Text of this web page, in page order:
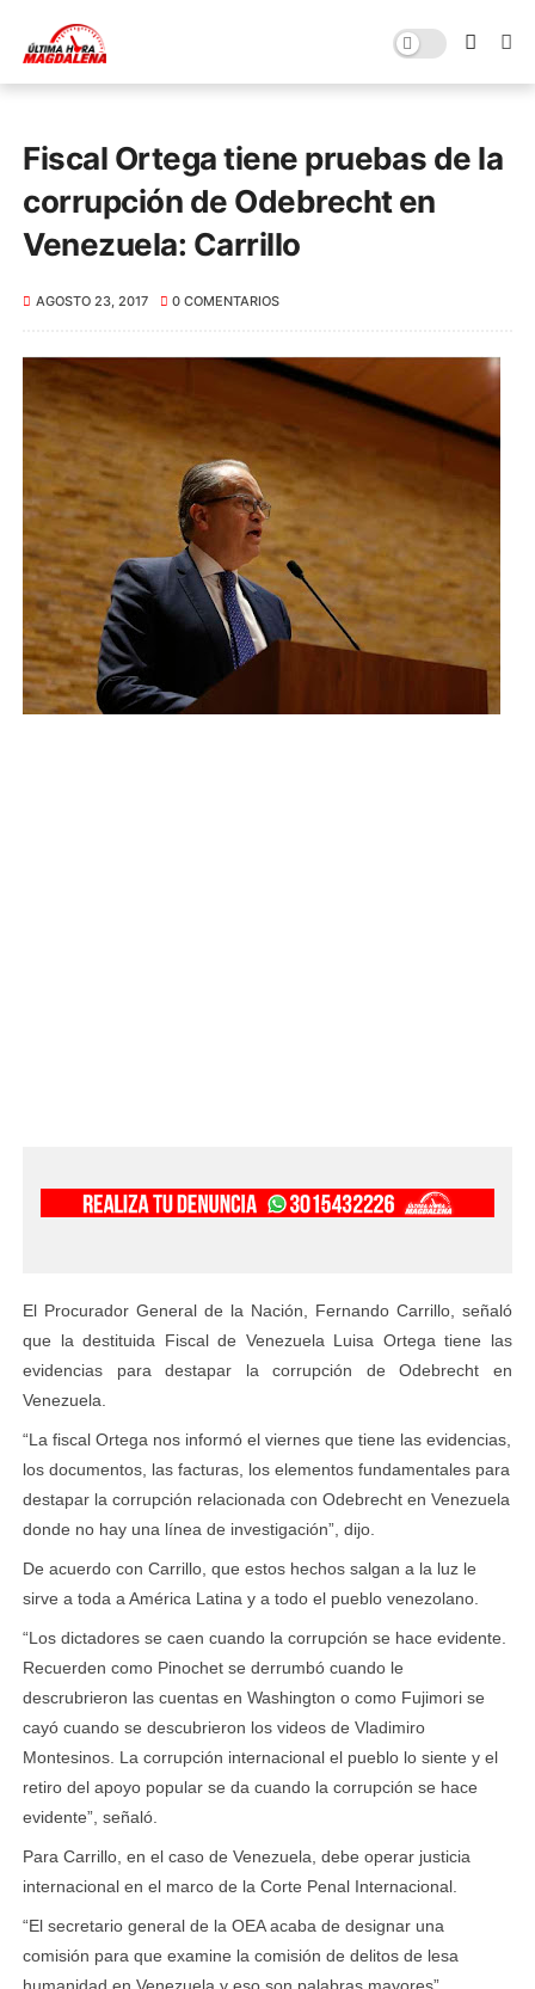
Fiscal Ortega tiene pruebas de la
corrupción de Odebrecht en
Venezuela: Carrillo
AGOSTO 23, 2017 0 COMENTARIOS
El Procurador General de la Nación, Fernando Carrillo, señaló
que la destituida Fiscal de Venezuela Luisa Ortega tiene las
evidencias para destapar la corrupción de Odebrecht en
Venezuela.
“La fiscal Ortega nos informó el viernes que tiene las evidencias,
los documentos, las facturas, los elementos fundamentales para
destapar la corrupción relacionada con Odebrecht en Venezuela
donde no hay una línea de investigación”, dijo.
De acuerdo con Carrillo, que estos hechos salgan a la luz le
sirve a toda a América Latina y a todo el pueblo venezolano.
“Los dictadores se caen cuando la corrupción se hace evidente.
Recuerden como Pinochet se derrumbó cuando le
descrubrieron las cuentas en Washington o como Fujimori se
cayó cuando se descubrieron los videos de Vladimiro
Montesinos. La corrupción internacional el pueblo lo siente y el
retiro del apoyo popular se da cuando la corrupción se hace
evidente”, señaló.
Para Carrillo, en el caso de Venezuela, debe operar justicia
internacional en el marco de la Corte Penal Internacional.
“El secretario general de la OEA acaba de designar una
comisión para que examine la comisión de delitos de lesa
humanidad en Venezuela y eso son palabras mayores”,